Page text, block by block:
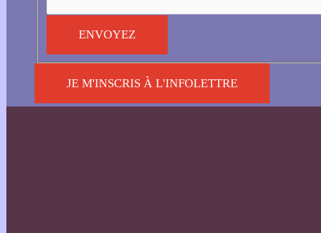
JE M'INSCRIS À L'INFOLETTRE